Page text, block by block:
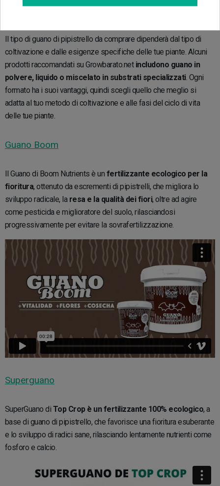
Che tipo di guano di pipistrello comprare?
Il tipo di guano di pipistrello da comprare dipenderà dal tipo di
coltivazione e dalle esigenze specifiche delle tue piante. Alcuni
prodotti raccomandati su Growbarato.net includono guano in
polvere, liquido o miscelato in substrati specializzati. Ogni
formato ha i suoi vantaggi, quindi scegli quello che meglio si
adatta al tuo metodo di coltivazione e alle fasi del ciclo di vita
delle tue piante.
Guano Boom
Il Guano di Boom Nutrients è un fertilizzante ecologico per la
fioritura, ottenuto da escrementi di pipistrelli, che migliora lo
sviluppo radicale, la resa e la qualità dei fiori, oltre ad agire
come pesticida e miglioratore del suolo, rilasciandosi
progressivamente per evitare la sovrafertilizzazione.
Superguano
SuperGuano di Top Crop è un fertilizzante 100% ecologico, a
base di guano di pipistrello, che favorisce una fioritura esuberante
e lo sviluppo di radici sane, rilasciando lentamente nutrienti come
fosforo e calcio.